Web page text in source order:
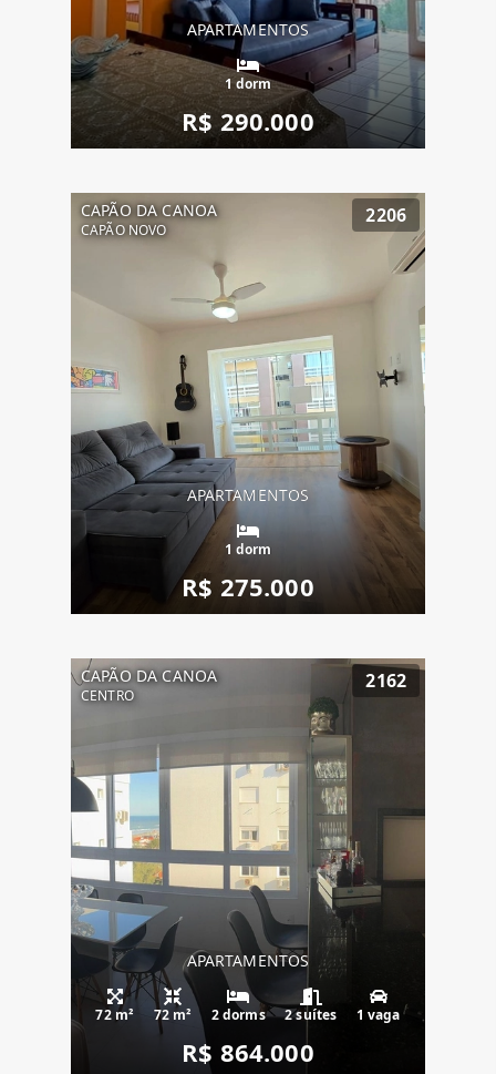
APARTAMENTOS
1 dorm
R$ 290.000
CAPÃO DA CANOA
CAPÃO NOVO
2206
APARTAMENTOS
1 dorm
R$ 275.000
CAPÃO DA CANOA
CENTRO
2162
APARTAMENTOS
72 m² 72 m² 2 dorms 2 suítes 1 vaga
R$ 864.000